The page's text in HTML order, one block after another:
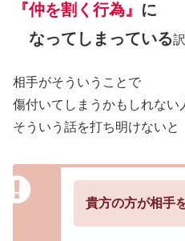
『仲を割く行為』 に
なってしまっている
相手がそういうことで
傷付いてしまうかもしれない
そういう話を打ち明けないと
貴方の方が相